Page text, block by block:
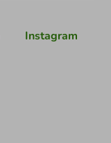
Instagram